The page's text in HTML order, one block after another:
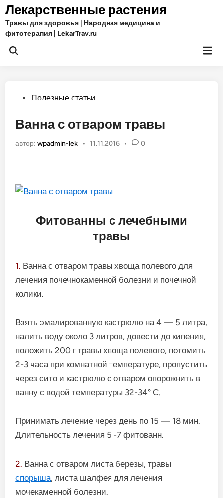
Перейти
содержимому
Лекарственные растения
Травы для здоровья | Народная медицина и
фитотерапия | LekarTrav.ru
Открыть
Опубликовано
Полезные статьи
Ванна с отваром травы
автор:wpadmin-lek • 11.11.2016 • 0
Фитованны с лечебными
травы
1. Ванна с отваром травы хвоща полевого для
лечения почечнокаменной болезни и почечной
колики.
Взять эмалированную кастрюлю на 4 — 5 литра,
налить воду около 3 литров, довести до кипения,
положить 200 г травы хвоща полевого, потомить
2-3 часа при комнатной температуре, пропустить
через сито и кастрюлю с отваром опорожнить в
ванну с водой температуры 32-34° С.
Принимать лечение через день по 15 — 18 мин.
Длительность лечения 5 -7 фитованн.
2. Ванна с отваром листа березы, травы
спорыша, листа шалфея для лечения
мочекаменной болезни.